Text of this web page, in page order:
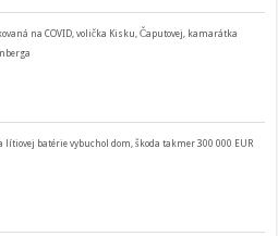
na COVID, volička Kisku, Čaputovej, kamarátka
lítiovej batérie vybuchol dom, škoda takmer 300 000 EUR